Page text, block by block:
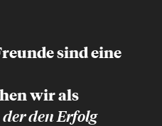
sind eine
wir als
derden Erfolg